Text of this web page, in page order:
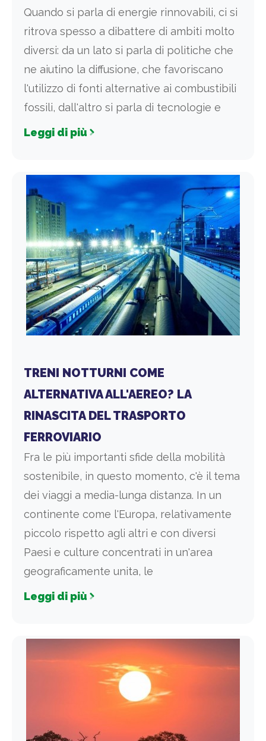
Quando si parla di energie rinnovabili, ci si
ritrova spesso a dibattere di ambiti molto
diversi: da un lato si parla di politiche che
ne aiutino la diffusione, che favoriscano
l'utilizzo di fonti alternative ai combustibili
fossili, dall'altro si parla di tecnologie e
Leggi di più
TRENI NOTTURNI COME
ALTERNATIVA ALL'AEREO? LA
RINASCITA DEL TRASPORTO
FERROVIARIO
Fra le più importanti sfide della mobilità
sostenibile, in questo momento, c'è il tema
dei viaggi a media-lunga distanza. In un
continente come l'Europa, relativamente
piccolo rispetto agli altri e con diversi
Paesi e culture concentrati in un'area
geograficamente unita, le
Leggi di più